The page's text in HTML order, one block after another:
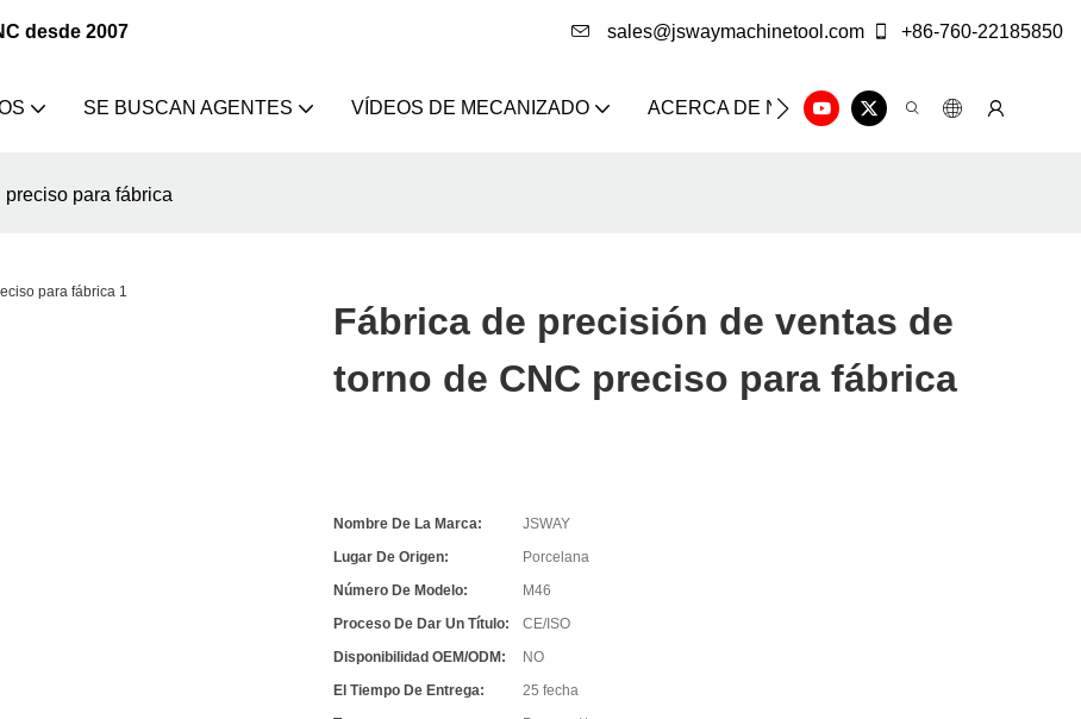
desde 2007 sales@jswaymachinetool.com +86-760-22185850
SE BUSCAN AGENTES VÍDEOS DE MECANIZADO ACERCA DE NOSOTROS SOLUCIÓN
para fábrica
Fábrica de precisión de ventas de
torno de CNC preciso para fábrica
Nombre De La Marca:
JSWAY
Lugar De Origen:
Porcelana
Número De Modelo:
M46
Proceso De Dar Un Título:
CE/ISO
Disponibilidad OEM/ODM:
NO
El Tiempo De Entrega:
25 fecha